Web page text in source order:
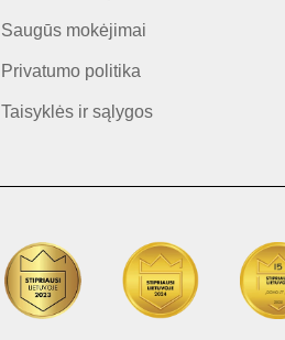
Saugūs mokėjimai
Privatumo politika
Taisyklės ir sąlygos